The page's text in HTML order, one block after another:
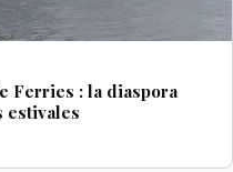
Ferries : la diaspora
estivales